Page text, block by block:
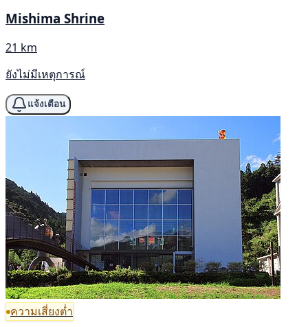
Mishima Shrine
21 km
ยังไม่มีเหตุการณ์
แจ้งเตือน
ความเสี่ยงต่ำ